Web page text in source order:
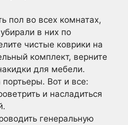
пол во всех комнатах,
в них по
чистые коврики на
комплект, верните
для мебели.
Вот и все:
и насладиться
генеральную